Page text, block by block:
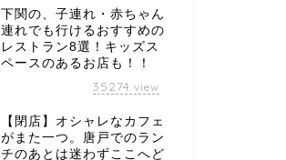
下関の、子連れ・赤ちゃん
連れでも行けるおすすめの
レストラン8選！キッズス
ペースのあるお店も！！
35274 view
【閉店】オシャレなカフェ
がまた一つ。唐戸でのラン
チのあとは迷わずここへど